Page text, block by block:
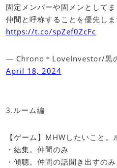
固定メンバーや固メンとして
仲間と呼称することを優先しま
https://t.co/spZef0ZcFc
— Chrono＊LoveInvestor/黒
April 18, 2024
3.ルーム編
【ゲーム】MHWしたいこと。
・結集。仲間のみ
・傾聴。仲間の話聞き出すのみ